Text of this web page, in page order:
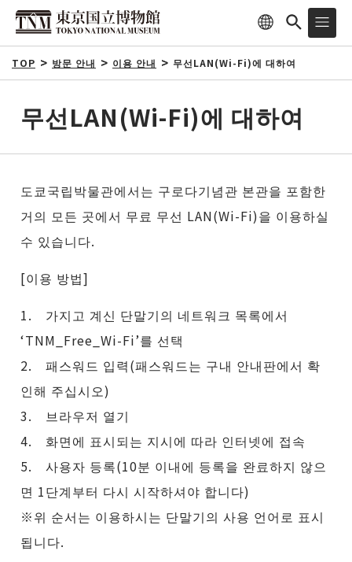
TOP 방문 안내 이용 안내 무선LAN(Wi-Fi)에 대하여
무선LAN(Wi-Fi)에 대하여
도쿄국립박물관에서는 구로다기념관 본관을 포함한
거의 모든 곳에서 무료 무선 LAN(Wi-Fi)을 이용하실
수 있습니다.
[이용 방법]
1. 가지고 계신 단말기의 네트워크 목록에서
‘TNM_Free_Wi-Fi’를 선택
2. 패스워드 입력(패스워드는 구내 안내판에서 확
인해 주십시오)
3. 브라우저 열기
4. 화면에 표시되는 지시에 따라 인터넷에 접속
5. 사용자 등록(10분 이내에 등록을 완료하지 않으
면 1단계부터 다시 시작하셔야 합니다)
※위 순서는 이용하시는 단말기의 사용 언어로 표시
됩니다.